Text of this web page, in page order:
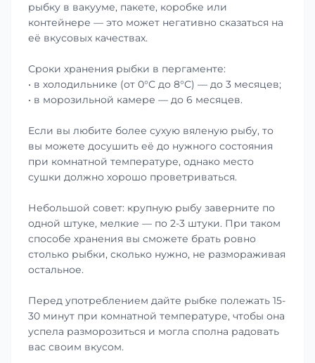
рыбку в вакууме, пакете, коробке или
контейнере — это может негативно сказаться на
её вкусовых качествах.
Сроки хранения рыбки в пергаменте:
• в холодильнике (от 0°С до 8°С) — до 3 месяцев;
• в морозильной камере — до 6 месяцев.
Если вы любите более сухую вяленую рыбу, то
вы можете досушить её до нужного состояния
при комнатной температуре, однако место
сушки должно хорошо проветриваться.
Небольшой совет: крупную рыбу заверните по
одной штуке, мелкие — по 2-3 штуки. При таком
способе хранения вы сможете брать ровно
столько рыбки, сколько нужно, не размораживая
остальное.
Перед употреблением дайте рыбке полежать 15-
30 минут при комнатной температуре, чтобы она
успела разморозиться и могла сполна радовать
вас своим вкусом.